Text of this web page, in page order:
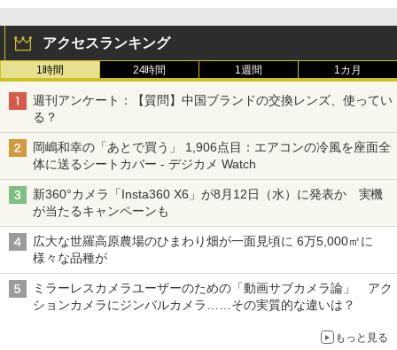
アクセスランキング
1時間 24時間 1週間 1カ月
週刊アンケート：【質問】中国ブランドの交換レンズ、使ってい
る？
岡嶋和幸の「あとで買う」 1,906点目：エアコンの冷風を座面全
体に送るシートカバー - デジカメ Watch
新360°カメラ「Insta360 X6」が8月12日（水）に発表か 実機
が当たるキャンペーンも
広大な世羅高原農場のひまわり畑が一面見頃に 6万5,000㎡に
様々な品種が
ミラーレスカメラユーザーのための「動画サブカメラ論」 アク
ションカメラにジンバルカメラ……その実質的な違いは？
もっと見る